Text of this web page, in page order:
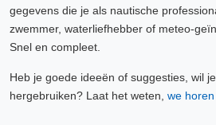
gegevens die je als nautische
zwemmer, waterliefhebber of meteo-
Snel en compleet.
Heb je goede ideeën of suggesties, wil
hergebruiken? Laat het weten, we